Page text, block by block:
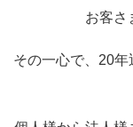
お客さ
その一心で、20